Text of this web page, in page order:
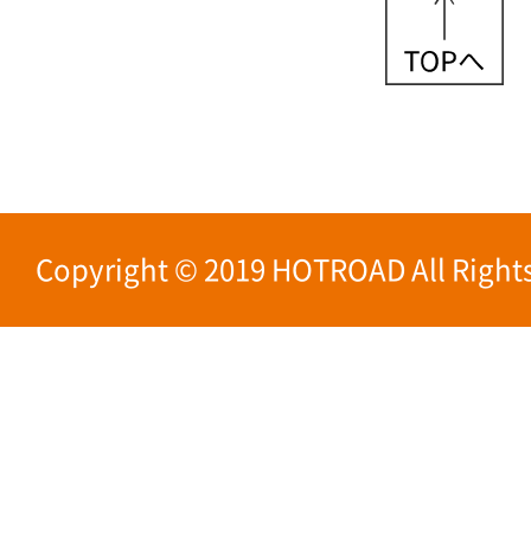
Copyright © 2019 HOTROAD All